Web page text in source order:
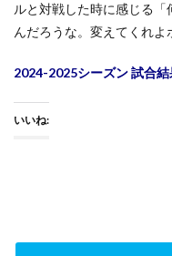
ルと対戦した時に感じる
んだろうな。変えてくれよ
2024-2025シーズン 試合
いいね: